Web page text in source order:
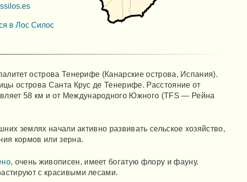
в Лос Силос
острова Тенерифе (Канарские острова, Испания).
острова Санта Крус де Тенерифе. Расстояние от
58 км и от Международного Южного (TFS — Рейна
землях начали активно развивать сельское хозяйство,
кормов или зерна.
, очень живописен, имеет богатую флору и фауну.
с красивыми лесами.